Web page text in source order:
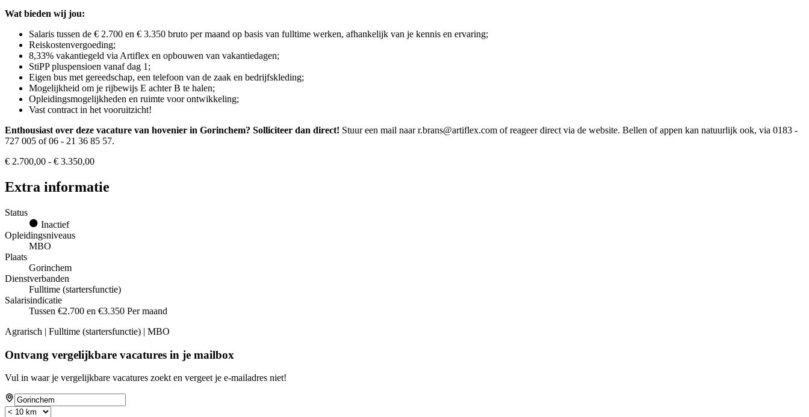
Wat bieden wij jou:
Salaris tussen de € 2.700 en € 3.350 bruto per maand op basis van fulltime werken, afhankelijk van je kennis en ervaring;
Reiskostenvergoeding;
8,33% vakantiegeld via Artiflex en opbouwen van vakantiedagen;
StiPP pluspensioen vanaf dag 1;
Eigen bus met gereedschap, een telefoon van de zaak en bedrijfskleding;
Mogelijkheid om je rijbewijs E achter B te halen;
Opleidingsmogelijkheden en ruimte voor ontwikkeling;
Vast contract in het vooruitzicht!
Enthousiast over deze vacature van hovenier in Gorinchem? Solliciteer dan direct! Stuur een mail naar r.brans@artiflex.com of reageer direct via de website. Bellen of appen kan natuurlijk ook, via 0183 -
727 005 of 06 - 21 36 85 57.
€ 2.700,00 - € 3.350,00
Extra informatie
Status
Inactief
Opleidingsniveaus
MBO
Plaats
Gorinchem
Dienstverbanden
Fulltime (startersfunctie)
Salarisindicatie
Tussen €2.700 en €3.350 Per maand
Agrarisch | Fulltime (startersfunctie) | MBO
Ontvang vergelijkbare vacatures in je mailbox
Vul in waar je vergelijkbare vacatures zoekt en vergeet je e-mailadres niet!